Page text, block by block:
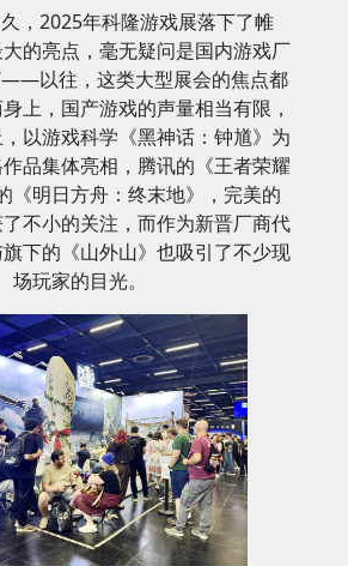
，2025年科隆游戏展落下了帷
的亮点，毫无疑问是国内游戏厂
以往，这类大型展会的焦点都
上，国产游戏的声量相当有限，
以游戏科学《黑神话：钟馗》为
品集体亮相，腾讯的《王者荣耀
《明日方舟：终末地》，完美的
了不小的关注，而作为新晋厂商代
下的《山外山》也吸引了不少现
场玩家的目光。